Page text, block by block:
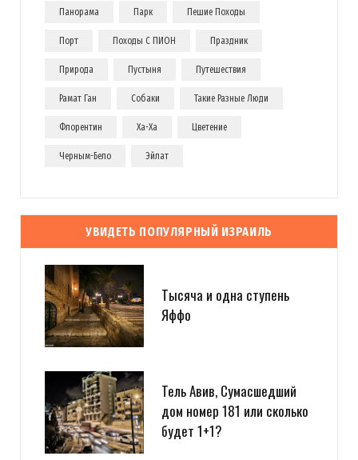
Панорама Парк Пешие Походы
Порт Походы С ПИОН Праздник
Природа Пустыня Путешествия
Рамат Ган Собаки Такие Разные Люди
Флорентин Ха-Ха Цветение
Черным-Бело Эйлат
УВИДЕТЬ ПОПУЛЯРНЫЙ ИЗРАИЛЬ
Тысяча и одна ступень
Яффо
Тель Авив, Сумасшедший
дом номер 181 или сколько
будет 1+1?